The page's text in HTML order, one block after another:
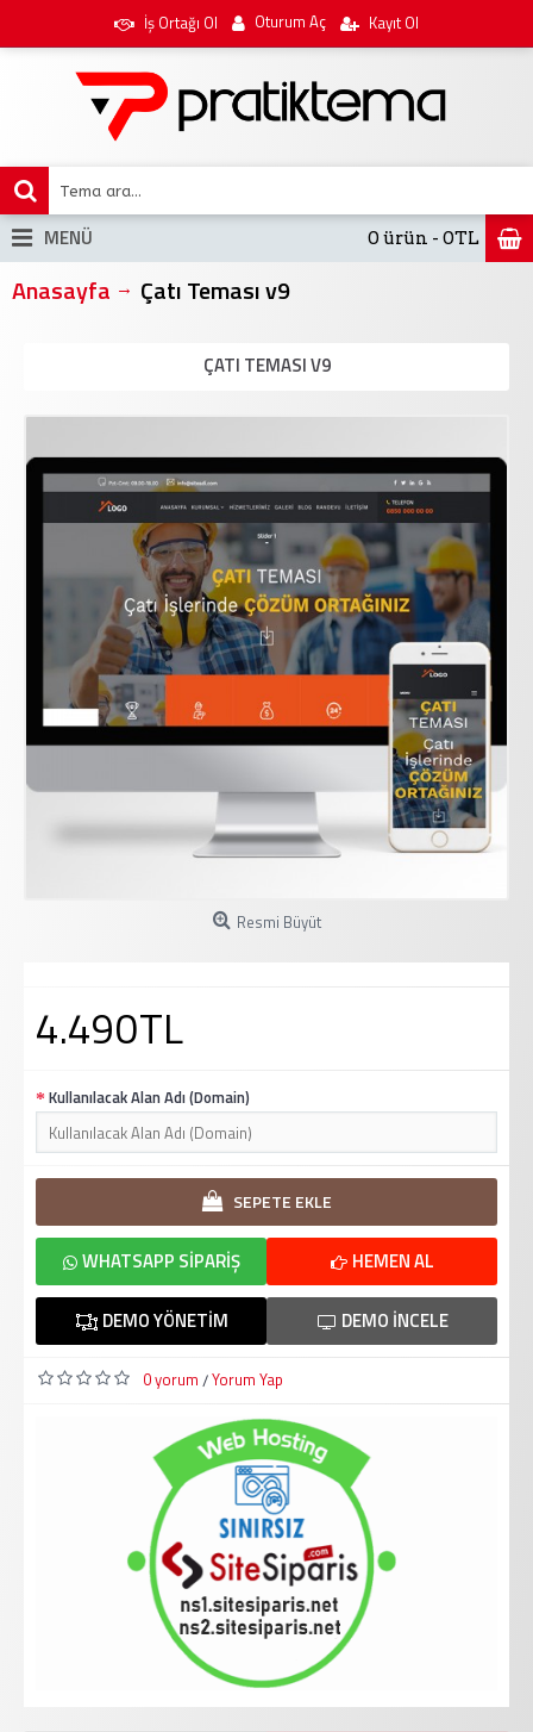
İş Ortağı Ol Oturum Aç Kayıt Ol
0 ürün - 0TL
MENÜ
Anasayfa Çatı Teması v9
ÇATI TEMASI V9
Resmi Büyüt
4.490TL
Kullanılacak Alan Adı (Domain)
SEPETE EKLE
HEMEN AL
WHATSAPP SIPARIŞ
DEMO İNCELE
DEMO YÖNETIM
0 yorum /Yorum Yap